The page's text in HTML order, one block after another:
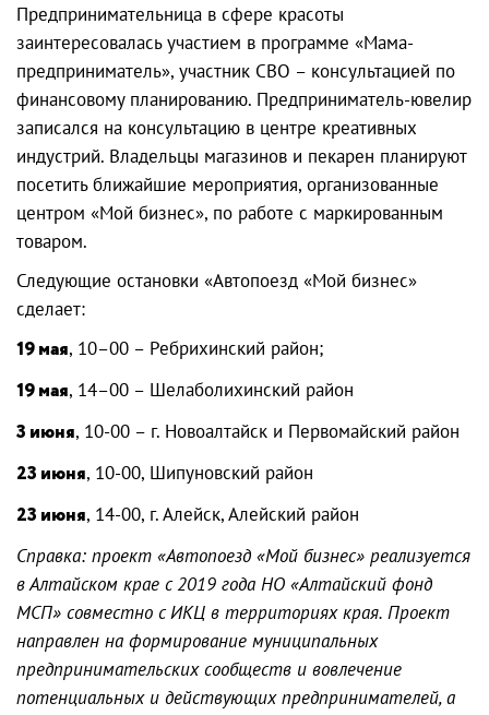
Предпринимательница в сфере красоты
заинтересовалась участием в программе «Мама-
предприниматель», участник СВО – консультацией по
финансовому планированию. Предприниматель-ювелир
записался на консультацию в центре креативных
индустрий. Владельцы магазинов и пекарен планируют
посетить ближайшие мероприятия, организованные
центром «Мой бизнес», по работе с маркированным
товаром.
Следующие остановки «Автопоезд «Мой бизнес»
сделает:
19 мая, 10–00 – Ребрихинский район;
19 мая, 14–00 – Шелаболихинский район
3 июня, 10-00 – г. Новоалтайск и Первомайский район
23 июня, 10-00, Шипуновский район
23 июня, 14-00, г. Алейск, Алейский район
Справка: проект «Автопоезд «Мой бизнес» реализуется
в Алтайском крае с 2019 года НО «Алтайский фонд
МСП» совместно с ИКЦ в территориях края. Проект
направлен на формирование муниципальных
предпринимательских сообществ и вовлечение
потенциальных и действующих предпринимателей, а